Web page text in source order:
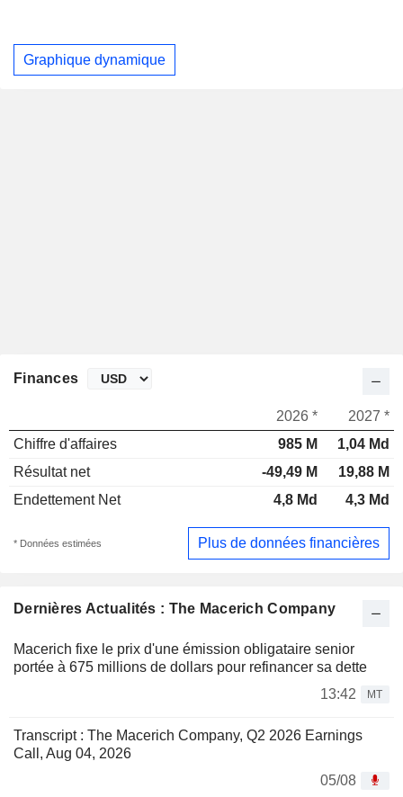
Graphique dynamique
Dernières Actualités : The Macerich Company
Macerich fixe le prix d'une émission obligataire senior
portée à 675 millions de dollars pour refinancer sa dette
13:42
MT
Transcript : The Macerich Company, Q2 2026 Earnings
Call, Aug 04, 2026
05/08
Finances
2026 *
2027 *
Chiffre d'affaires
985 M
1,04 Md
Résultat net
-49,49 M
19,88 M
Endettement Net
4,8 Md 4,3 Md
* Données estimées Plus de données financières